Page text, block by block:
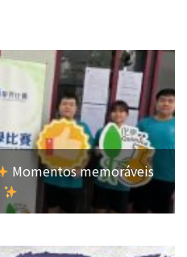
Momentos memoráveis